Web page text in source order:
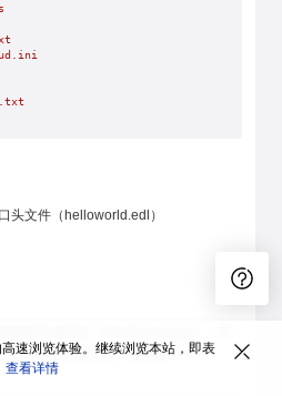
头文件（helloworld.edl）
Enclave.lds，鲲鹏的
。
速浏览体验。继续浏览本站，即表
查看详情